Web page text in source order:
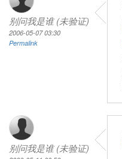
别问我是谁 (未验证)
2006-05-07 03:30
Permalink
别问我是谁 (未验证)